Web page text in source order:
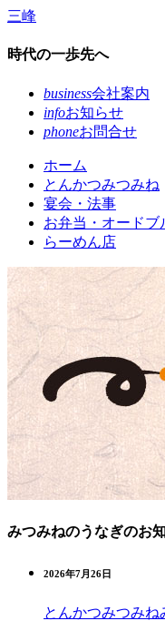
コ
テ
三峰
時代の一歩先へ
business会社案内
infoお知らせ
phoneお問合せ
ホーム
とんかつみつみね
宴会・法事
お弁当・オードブ
らーめん店
みつみねのうなぎのお
2026年7月26日
とんかつみつみね